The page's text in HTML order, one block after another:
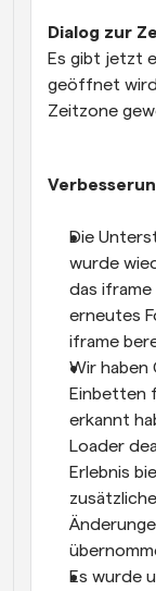
Dialog zur
Es gibt jetzt
geöffnet
Zeitzone
Die
wurde
das iframe
erneutes
iframe
Wir haben
Einbetten
erkannt
Loader
Erlebnis
Es wurde